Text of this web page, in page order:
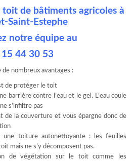
de bâtiments agricoles à
Saint-Estephe
notre équipe au
44 30 53
de nombreux avantages :
de protéger le toit
barrière contre l’eau et le gel. L’eau coule
s’infiltre pas
de la couverture et vous épargne donc de
une toiture autonettoyante : les feuilles
mais ne s’y décomposent pas.
de végétation sur le toit comme les